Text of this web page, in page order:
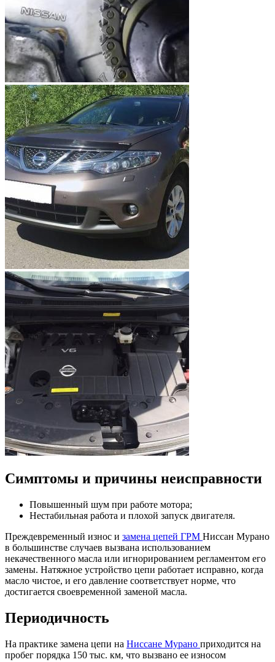
Симптомы и причины неисправности
Повышенный шум при работе мотора;
Нестабильная работа и плохой запуск двигателя.
Преждевременный износ и замена цепей ГРМ Ниссан Мурано
в большинстве случаев вызвана использованием
некачественного масла или игнорированием регламентом его
замены. Натяжное устройство цепи работает исправно, когда
масло чистое, и его давление соответствует норме, что
достигается своевременной заменой масла.
Периодичность
На практике замена цепи на Ниссане Мурано приходится на
пробег порядка 150 тыс. км, что вызвано ее износом